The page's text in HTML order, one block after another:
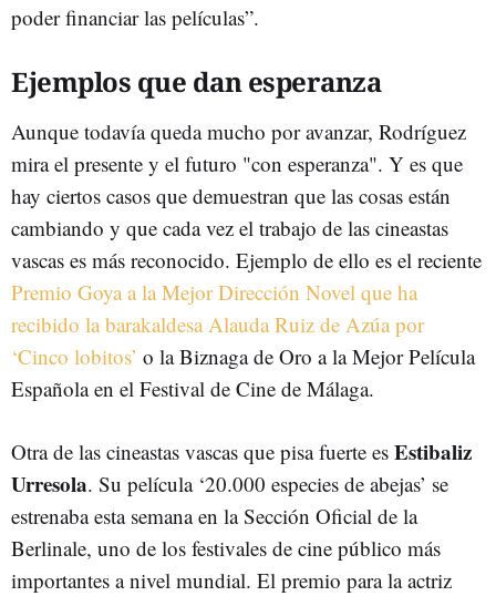
poder financiar las películas”.
Ejemplos que dan esperanza
Aunque todavía queda mucho por avanzar, Rodríguez
mira el presente y el futuro "con esperanza". Y es que
hay ciertos casos que demuestran que las cosas están
cambiando y que cada vez el trabajo de las cineastas
vascas es más reconocido. Ejemplo de ello es el reciente
Premio Goya a la Mejor Dirección Novel que ha
recibido la barakaldesa Alauda Ruiz de Azúa por
‘Cinco lobitos’ o la Biznaga de Oro a la Mejor Película
Española en el Festival de Cine de Málaga.
Otra de las cineastas vascas que pisa fuerte es Estibaliz
Urresola. Su película ‘20.000 especies de abejas’ se
estrenaba esta semana en la Sección Oficial de la
Berlinale, uno de los festivales de cine público más
importantes a nivel mundial. El premio para la actriz